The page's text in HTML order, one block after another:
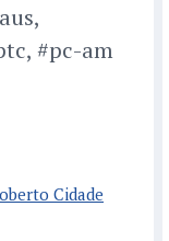
#pc-am
Cidade